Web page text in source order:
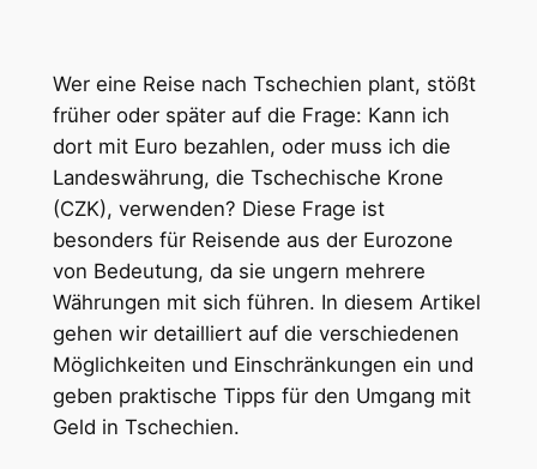
Wer eine Reise nach Tschechien plant, stößt
früher oder später auf die Frage: Kann ich
dort mit Euro bezahlen, oder muss ich die
Landeswährung, die Tschechische Krone
(CZK), verwenden? Diese Frage ist
besonders für Reisende aus der Eurozone
von Bedeutung, da sie ungern mehrere
Währungen mit sich führen. In diesem Artikel
gehen wir detailliert auf die verschiedenen
Möglichkeiten und Einschränkungen ein und
geben praktische Tipps für den Umgang mit
Geld in Tschechien.